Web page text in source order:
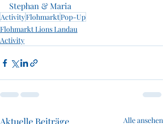
Stephan & Maria
ActivityFlohmarktPop-Up
Flohmarkt Lions Landau
Activity
Aktuelle Beiträge Alle ansehen